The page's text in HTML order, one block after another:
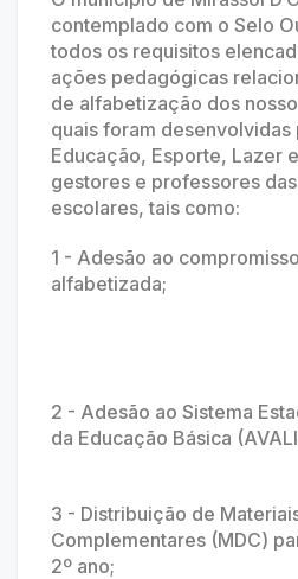
contemplado com o Selo
todos os requisitos
ações pedagógicas
de alfabetização dos
quais foram desenvolvidas
Educação, Esporte, Lazer
gestores e professores
escolares, tais como:
1 - Adesão ao
2 - Adesão ao Sistema
da Educação Básica
3 - Distribuição de
Complementares (MDC)
2º ano;